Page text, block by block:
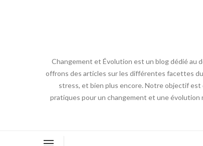
Changement et Évolution est un blog dédié au
offrons des articles sur les différentes facettes
stress, et bien plus encore. Notre objectif
pratiques pour un changement et une